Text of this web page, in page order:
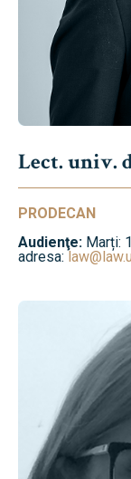
Lect. univ.
PRODECAN
Audienţe: Marți:
adresa: